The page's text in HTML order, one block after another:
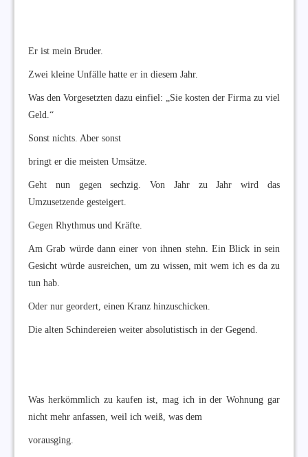
Er ist mein Bruder.
Zwei kleine Unfälle hatte er in diesem Jahr.
Was den Vorgesetzten dazu einfiel: „Sie kosten der Firma zu viel
Geld.“
Sonst nichts. Aber sonst
bringt er die meisten Umsätze.
Geht nun gegen sechzig. Von Jahr zu Jahr wird das
Umzusetzende gesteigert.
Gegen Rhythmus und Kräfte.
Am Grab würde dann einer von ihnen stehn. Ein Blick in sein
Gesicht würde ausreichen, um zu wissen, mit wem ich es da zu
tun hab.
Oder nur geordert, einen Kranz hinzuschicken.
Die alten Schindereien weiter absolutistisch in der Gegend.
Was herkömmlich zu kaufen ist, mag ich in der Wohnung gar
nicht mehr anfassen, weil ich weiß, was dem
vorausging.